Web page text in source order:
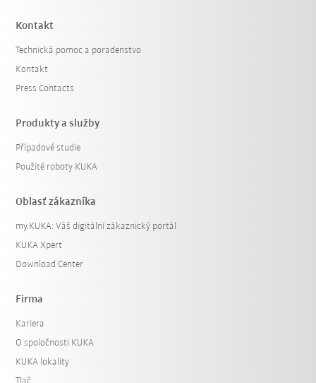
Kontakt
Technická pomoc a poradenstvo
Kontakt
Press Contacts
Produkty a služby
Případové studie
Použité roboty KUKA
Oblasť zákazníka
my.KUKA: Váš digitální zákaznický portál
KUKA Xpert
Download Center
Firma
Kariera
O spoločnosti KUKA
KUKA lokality